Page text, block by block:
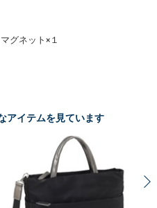
グネット×１
アイテムを見ています